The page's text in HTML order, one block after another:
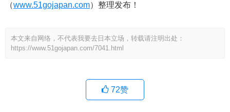
（www.51gojapan.com）整理发布！
本文来自网络，不代表我要去日本立场，转载请注明出处：
https://www.51gojapan.com/7041.html
72赞